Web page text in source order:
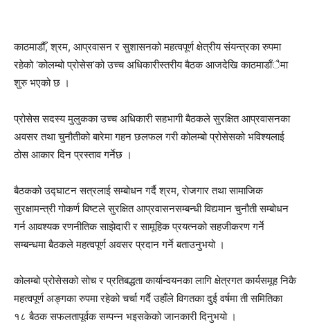
काठमाडौँ, श्रम, आप्रवासन र सुशासनको महत्वपूर्ण क्षेत्रीय संयन्त्रका रुपमा
रहेको ‘कोलम्बो प्रोसेस’को उच्च अधिकारीस्तरीय बैठक आजदेखि काठमाडाँैमा
शुरु भएको छ ।
प्रोसेस सदस्य मुलुकका उच्च अधिकारी सहभागी बैठकले सुरक्षित आप्रवासनका
अवसर तथा चुनौतीको बारेमा गहन छलफल गरी कोलम्बो प्रोसेसको भविश्यलाई
ठोस आकार दिन प्रस्ताव गर्नेछ ।
बैठकको उद्घाटन सत्रलाई सम्बोधन गर्दै श्रम, रोजगार तथा सामाजिक
सुरक्षामन्त्री गोकर्ण विष्टले सुरक्षित आप्रवासनसम्बन्धी विद्यमान चुनौती सम्बोधन
गर्न आवश्यक रणनीतिक साझेदारी र सामूहिक प्रयत्नको सहजीकरण गर्ने
सम्बन्धमा बैठकले महत्वपूर्ण अवसर प्रदान गर्ने बताउनुभयो ।
कोलम्बो प्रोसेसको सोच र प्रतिबद्धता कार्यान्वयनका लागि क्षेत्रगत कार्यसमूह निकै
महत्वपूर्ण अङ्गका रुपमा रहेको चर्चा गर्दै उहाँले विगतका दुई वर्षमा ती समितिका
१८ बैठक सफलतापूर्वक सम्पन्न भइसकेको जानकारी दिनुभयो ।